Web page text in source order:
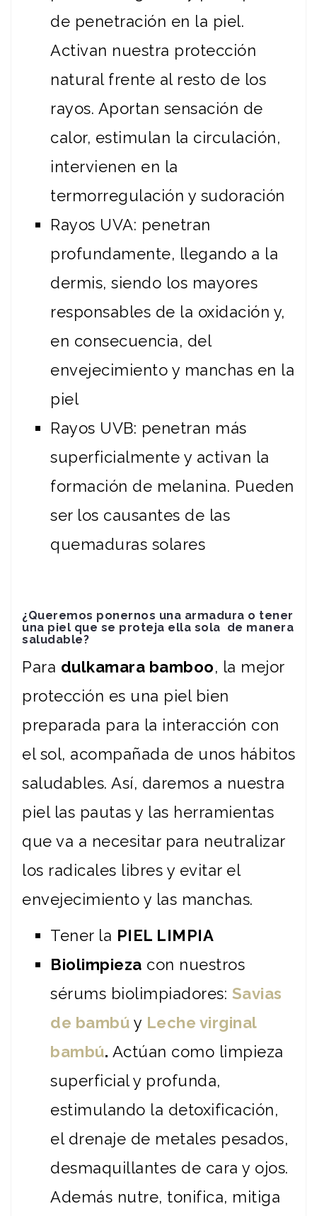
de penetración en la piel.
Activan nuestra protección
natural frente al resto de los
rayos. Aportan sensación de
calor, estimulan la circulación,
intervienen en la
termorregulación y sudoración
Rayos UVA: penetran
profundamente, llegando a la
dermis, siendo los mayores
responsables de la oxidación y,
en consecuencia, del
envejecimiento y manchas en la
piel
Rayos UVB: penetran más
superficialmente y activan la
formación de melanina. Pueden
ser los causantes de las
quemaduras solares
¿Queremos ponernos una armadura o tener
una piel que se proteja ella sola de manera
saludable?
Para dulkamara bamboo, la mejor
protección es una piel bien
preparada para la interacción con
el sol, acompañada de unos hábitos
saludables. Así, daremos a nuestra
piel las pautas y las herramientas
que va a necesitar para neutralizar
los radicales libres y evitar el
envejecimiento y las manchas.
Tener la PIEL LIMPIA
Biolimpieza con nuestros
sérums biolimpiadores: Savias
de bambú y Leche virginal
bambú. Actúan como limpieza
superficial y profunda,
estimulando la detoxificación,
el drenaje de metales pesados,
desmaquillantes de cara y ojos.
Además nutre, tonifica, mitiga